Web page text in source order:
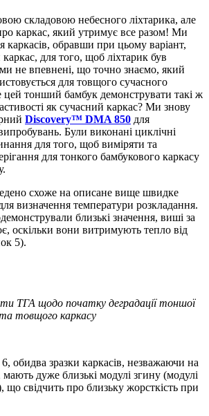
складовою небесного ліхтарика, але
каркас, який утримує все разом! Ми
каркасів, обравши при цьому варіант,
для того, щоб ліхтарик був
не впевнені, що точно знаємо, який
для товщого сучасного
цей тонший бамбук демонструвати такі ж
як сучасний каркас? Ми знову
Discovery™ DMA 850 для
Були виконані циклічні
для того, щоб виміряти та
для тонкого бамбукового каркасу
схоже на описане вище швидке
визначення температури розкладання.
близькі значення, виші за
оскільки вони витримують тепло від
5).
ТГА щодо початку деградації тоншої
товщого каркасу
обидва зразки каркасів, незважаючи на
дуже близькі модулі згину (модулі
що свідчить про близьку жорсткість при